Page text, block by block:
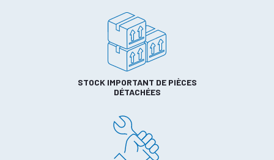
STOCK IMPORTANT DE PIÈCES
DÉTACHÉES